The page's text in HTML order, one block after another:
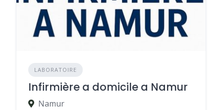
LABORATOIRE
Infirmière a domicile a Namur
Namur